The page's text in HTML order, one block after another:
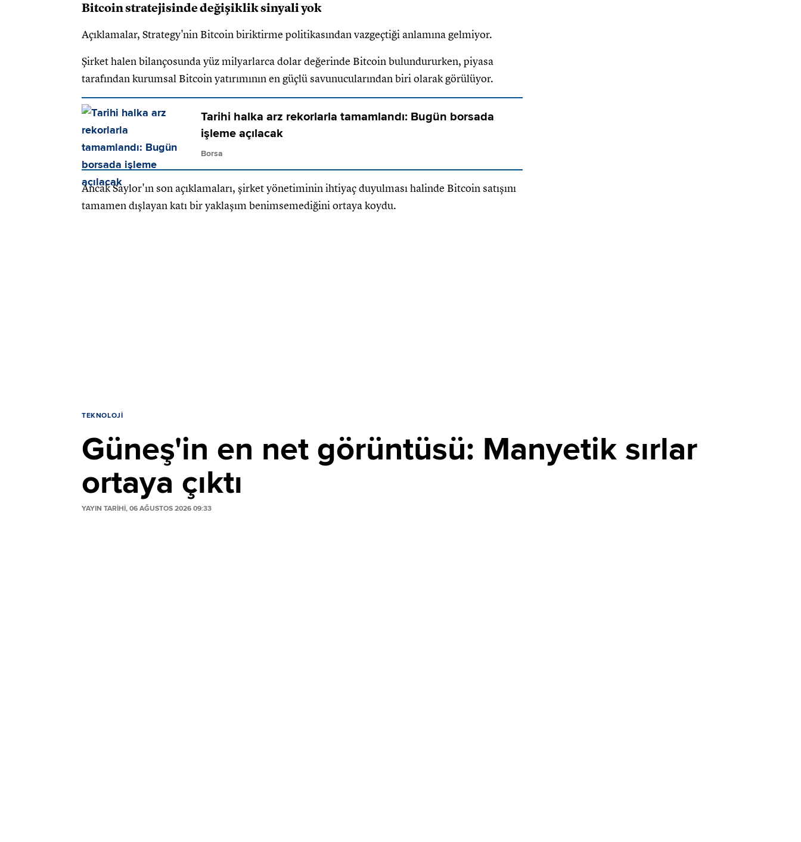
Bitcoin stratejisinde değişiklik sinyali yok
Açıklamalar, Strategy'nin Bitcoin biriktirme politikasından vazgeçtiği anlamına gelmiyor.
Şirket halen bilançosunda yüz milyarlarca dolar değerinde Bitcoin bulundururken, piyasa
tarafından kurumsal Bitcoin yatırımının en güçlü savunucularından biri olarak görülüyor.
Tarihi halka arz rekorlarla tamamlandı: Bugün borsada
işleme açılacak
Borsa
Ancak Saylor'ın son açıklamaları, şirket yönetiminin ihtiyaç duyulması halinde Bitcoin satışını
tamamen dışlayan katı bir yaklaşım benimsemediğini ortaya koydu.
TEKNOLOJI
Güneş'in en net görüntüsü: Manyetik sırlar
ortaya çıktı
YAYIN TARİHİ, 06 AĞUSTOS 2026 09:33